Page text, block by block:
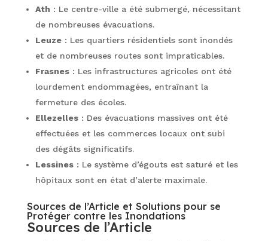
Ath : Le centre-ville a été submergé, nécessitant
de nombreuses évacuations.
Leuze: Les quartiers résidentiels sont inondés
et de nombreuses routes sont impraticables.
Frasnes: Les infrastructures agricoles ont été
lourdement endommagées, entraînant la
fermeture des écoles.
Ellezelles: Des évacuations massives ont été
effectuées et les commerces locaux ont subi
des dégâts significatifs.
Lessines: Le système d’égouts est saturé et les
hôpitaux sont en état d’alerte maximale.
Sources de l’Article et Solutions pour se
Protéger contre les Inondations
Sources de l’Article